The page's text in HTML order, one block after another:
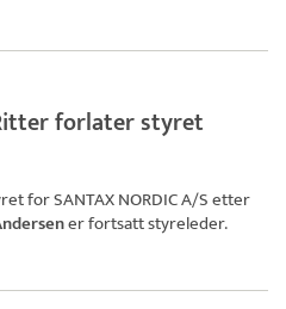
forlater styret
forSANTAX NORDIC A/Setter
er fortsatt styreleder.